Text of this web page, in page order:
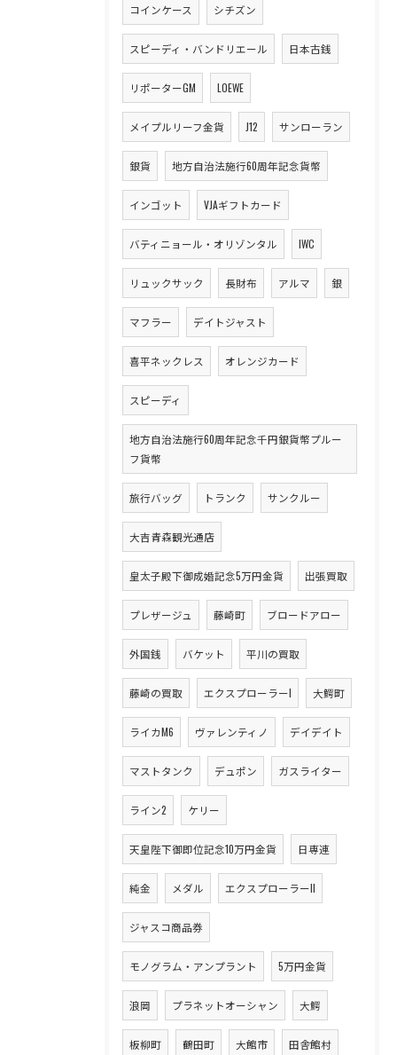
コインケース シチズン
スピーディ・バンドリエール 日本古銭
リポーターGM LOEWE
メイプルリーフ金貨 J12 サンローラン
銀貨 地方自治法施行60周年記念貨幣
インゴット VJAギフトカード
バティニョール・オリゾンタル IWC
リュックサック 長財布 アルマ 銀
マフラー デイトジャスト
喜平ネックレス オレンジカード
スピーディ
地方自治法施行60周年記念千円銀貨幣プルー
フ貨幣
旅行バッグ トランク サンクルー
大吉青森観光通店
皇太子殿下御成婚記念5万円金貨 出張買取
プレザージュ 藤崎町 ブロードアロー
外国銭 バケット 平川の買取
藤崎の買取 エクスプローラーI 大鰐町
ライカM6 ヴァレンティノ デイデイト
マストタンク デュポン ガスライター
ライン2 ケリー
天皇陛下御即位記念10万円金貨 日専連
純金 メダル エクスプローラーII
ジャスコ商品券
モノグラム・アンプラント 5万円金貨
浪岡 プラネットオーシャン 大鰐
板柳町 鶴田町 大館市 田舎館村